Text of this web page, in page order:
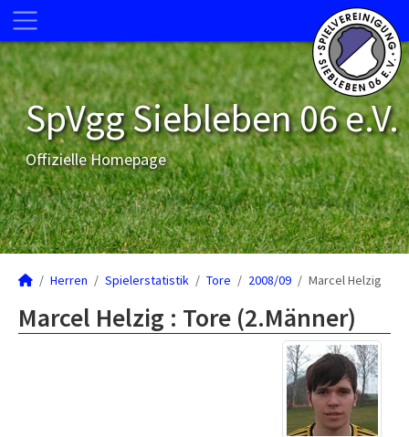
SpVgg Siebleben 06 e.V.
Offizielle Homepage
Herren Spielerstatistik Tore 2008/09 Marcel Helzig
Marcel Helzig : Tore (2.Männer)